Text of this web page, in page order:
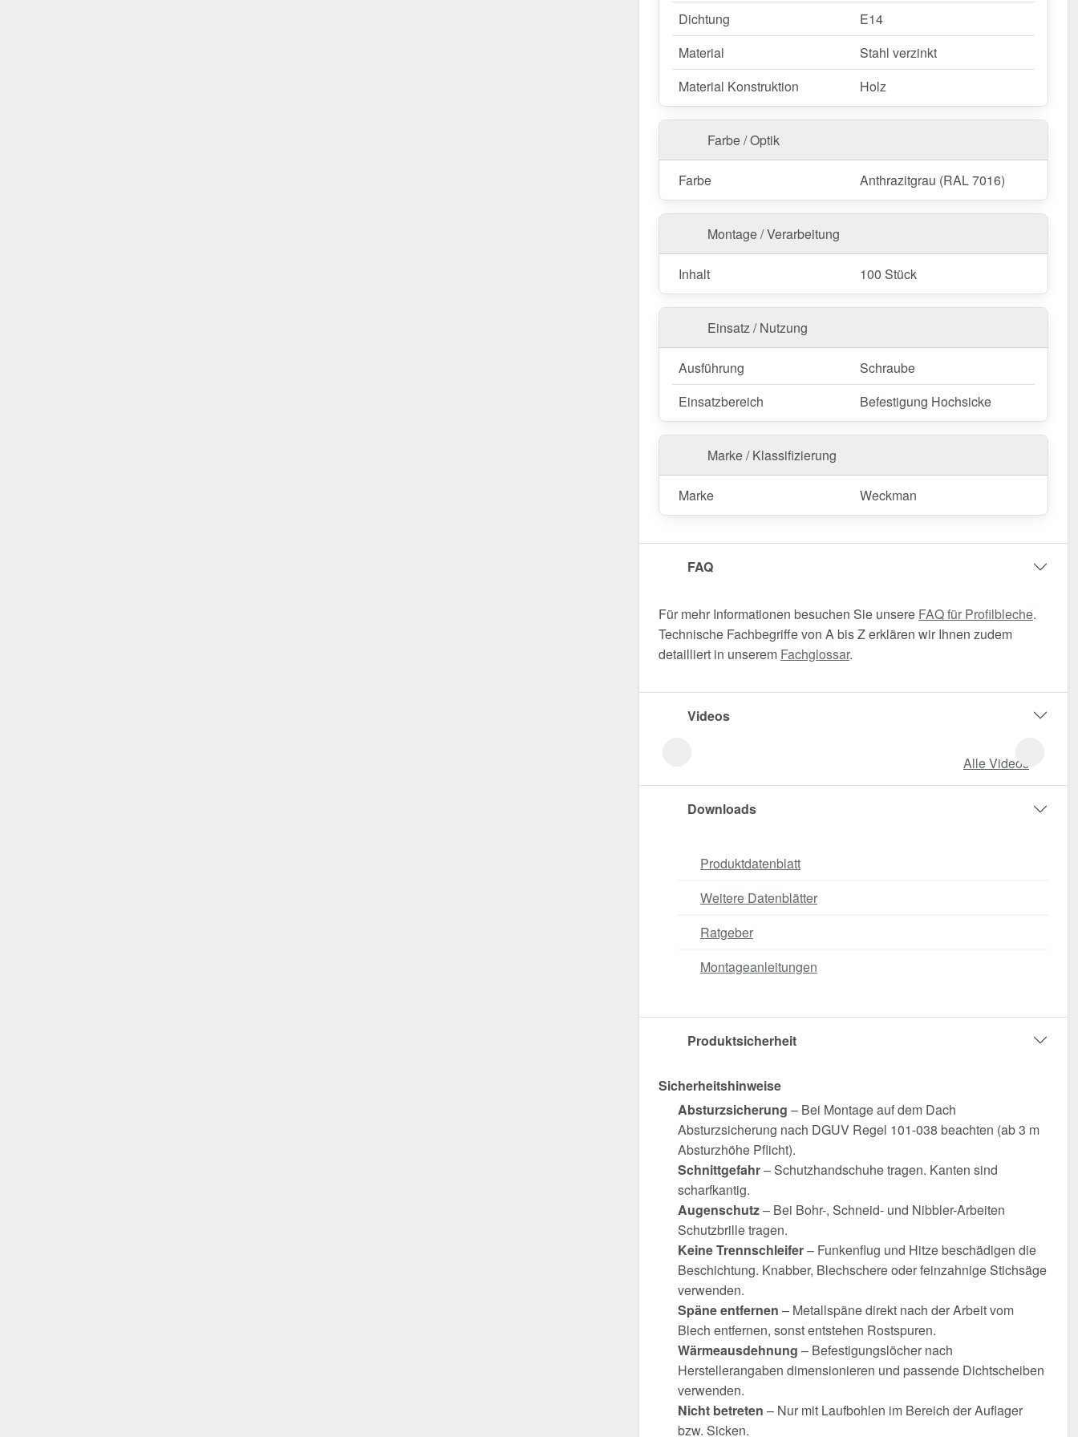
Dichtung
E14
Material
Stahl verzinkt
Material Konstruktion
Holz
Farbe / Optik
Farbe Anthrazitgrau (RAL 7016)
Montage / Verarbeitung
Inhalt 100 Stück
Einsatz / Nutzung
Ausführung
Schraube
Einsatzbereich
Befestigung Hochsicke
Marke / Klassifizierung
Marke Weckman
FAQ
Für mehr Informationen besuchen Sie unsere FAQ für Profilbleche.
Technische Fachbegriffe von A bis Z erklären wir Ihnen zudem
detailliert in unserem Fachglossar.
Videos
Alle Videos
Downloads
Produktdatenblatt
Weitere Datenblätter
Ratgeber
Montageanleitungen
Produktsicherheit
Sicherheitshinweise
Absturzsicherung – Bei Montage auf dem Dach
Absturzsicherung nach DGUV Regel 101-038 beachten (ab 3 m
Absturzhöhe Pflicht).
Schnittgefahr– Schutzhandschuhe tragen. Kanten sind
scharfkantig.
Augenschutz– Bei Bohr-, Schneid- und Nibbler-Arbeiten
Schutzbrille tragen.
Keine Trennschleifer– Funkenflug und Hitze beschädigen die
Beschichtung. Knabber, Blechschere oder feinzahnige Stichsäge
verwenden.
Späne entfernen – Metallspäne direkt nach der Arbeit vom
Blech entfernen, sonst entstehen Rostspuren.
Wärmeausdehnung – Befestigungslöcher nach
Herstellerangaben dimensionieren und passende Dichtscheiben
verwenden.
Nicht betreten – Nur mit Laufbohlen im Bereich der Auflager
bzw. Sicken.